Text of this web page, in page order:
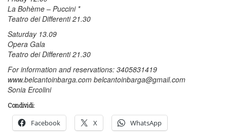
La Bohème – Puccini *
Teatro dei Differenti 21.30
Saturday 13.09
Opera Gala
Teatro dei Differenti 21.30
For information and reservations: 3405831419
www.belcantoinbarga.com belcantoinbarga@gmail.com
Sonia Ercolini
Condividi:
Facebook X WhatsApp